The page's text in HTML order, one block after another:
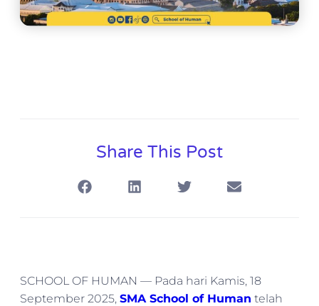
Share This Post
SCHOOL OF HUMAN — Pada hari Kamis, 18
September 2025, SMA School of Human telah